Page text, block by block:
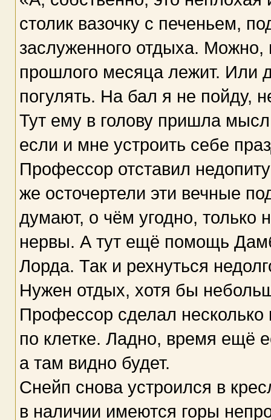
столик вазочку с печеньем,
заслуженного отдыха. Можно,
прошлого месяца лежит. Или
погулять. На бал я не пойду,
Тут ему в голову пришла
если и мне устроить себе
Профессор отставил
же осточертели эти вечные
думают, о чём угодно, только
нервы. А тут ещё помощь
Лорда. Так и рехнуться
Нужен отдых, хотя бы
Профессор сделал несколько
по клетке. Ладно, время ещё
а там видно будет.
Снейп снова устроился в
в наличии имеются горы